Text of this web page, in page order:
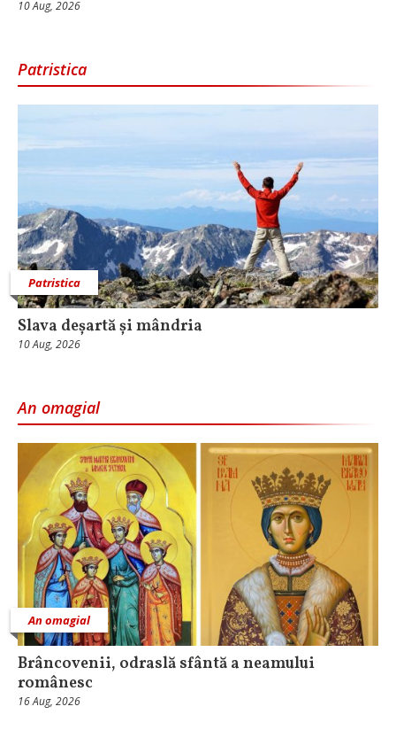
10 Aug, 2026
Patristica
Patristica
Slava deșartă și mândria
10 Aug, 2026
An omagial
An omagial
Brâncovenii, odraslă sfântă a neamului
românesc
16 Aug, 2026